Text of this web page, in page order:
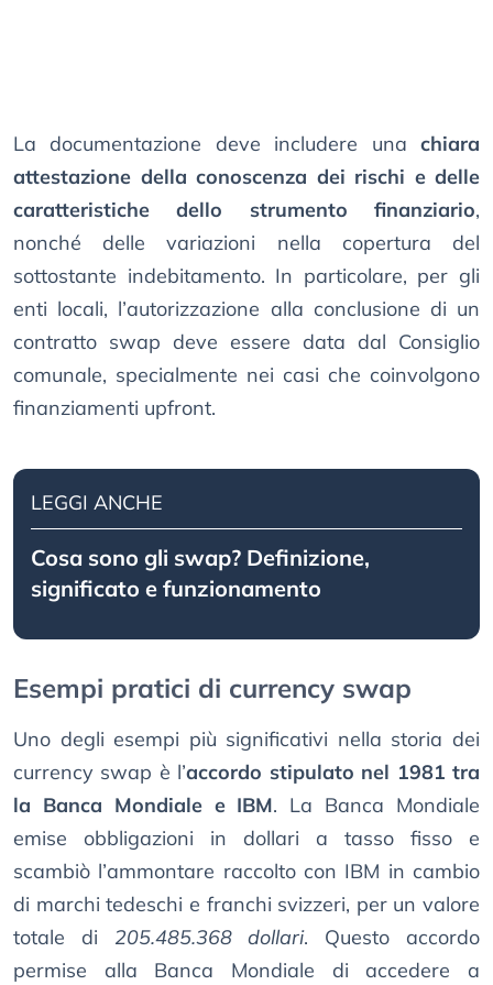
La documentazione deve includere una chiara
attestazione della conoscenza dei rischi e delle
caratteristiche dello strumento finanziario,
nonché delle variazioni nella copertura del
sottostante indebitamento. In particolare, per gli
enti locali, l’autorizzazione alla conclusione di un
contratto swap deve essere data dal Consiglio
comunale, specialmente nei casi che coinvolgono
finanziamenti upfront.
LEGGI ANCHE
Cosa sono gli swap? Definizione,
significato e funzionamento
Esempi pratici di currency swap
Uno degli esempi più significativi nella storia dei
currency swap è l’accordo stipulato nel 1981 tra
la Banca Mondiale e IBM. La Banca Mondiale
emise obbligazioni in dollari a tasso fisso e
scambiò l’ammontare raccolto con IBM in cambio
di marchi tedeschi e franchi svizzeri, per un valore
totale di 205.485.368 dollari. Questo accordo
permise alla Banca Mondiale di accedere a